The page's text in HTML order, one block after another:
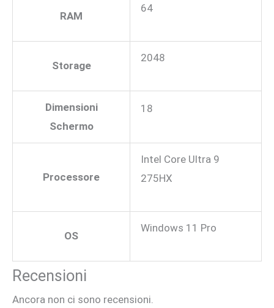
RAM
64
Storage
2048
Dimensioni
Schermo
18
Processore
Intel Core Ultra 9
275HX
OS
Windows 11 Pro
Recensioni
Ancora non ci sono recensioni.